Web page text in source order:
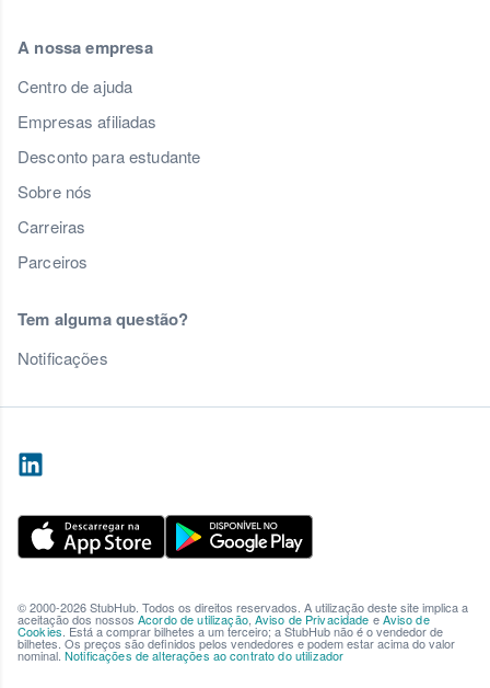
A nossa empresa
Centro de ajuda
Empresas afiliadas
Desconto para estudante
Sobre nós
Carreiras
Parceiros
Tem alguma questão?
Notificações
© 2000-2026 StubHub. Todos os direitos reservados. A utilização deste site implica a
aceitação dos nossos Acordo de utilização, Aviso de Privacidade eAviso de
Cookies . Está a comprar bilhetes a um terceiro; a StubHub não é o vendedor de
bilhetes. Os preços são definidos pelos vendedores e podem estar acima do valor
nominal. Notificações de alterações ao contrato do utilizador